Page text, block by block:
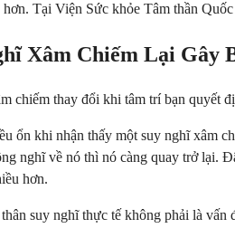
Tại Viện Sức khỏe Tâm thần
Xâm Chiếm Lại Gây
chiếm thay đổi khi tâm trí bạn quyết
ổn khi nhận thấy một suy nghĩ xâm
nghĩ về nó thì nó càng quay trở lại.
hơn.
suy nghĩ thực tế không phải là